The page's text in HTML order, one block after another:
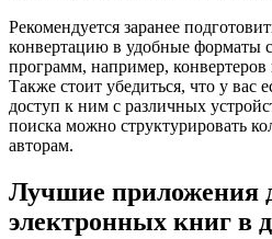
Рекомендуется заранее
конвертацию в удобные форматы
программ, например,
Также стоит убедиться, что у вас
доступ к ним с различных
поиска можно структурировать
авторам.
Лучшие приложения
электронных книг в